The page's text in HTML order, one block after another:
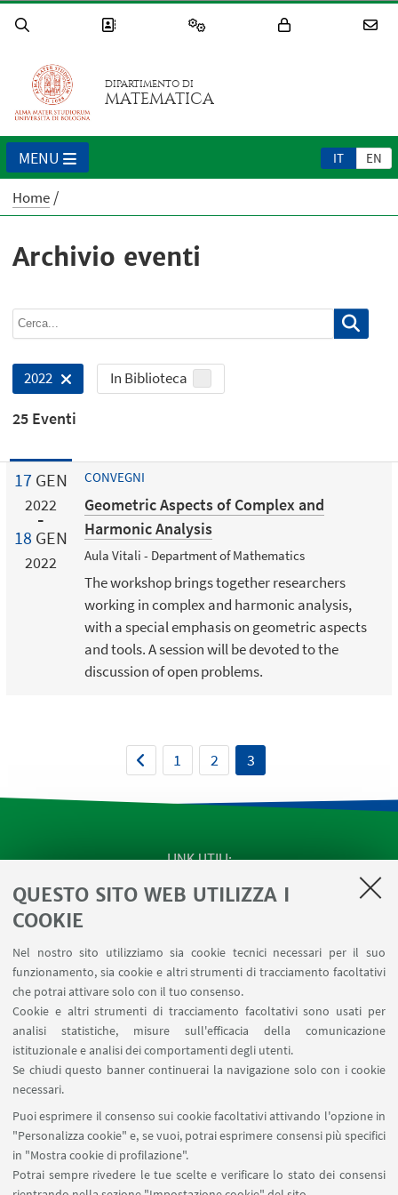
QUESTO SITO WEB UTILIZZA I
COOKIE
Nel nostro sito utilizziamo sia cookie tecnici necessari per il suo
funzionamento, sia cookie e altri strumenti di tracciamento facoltativi
che potrai attivare solo con il tuo consenso.
Cookie e altri strumenti di tracciamento facoltativi sono usati per
analisi statistiche, misure sull'efficacia della comunicazione
istituzionale e analisi dei comportamenti degli utenti.
Se chiudi questo banner continuerai la navigazione solo con i cookie
necessari.
Puoi esprimere il consenso sui cookie facoltativi attivando l'opzione in
"Personalizza cookie" e, se vuoi, potrai esprimere consensi più specifici
in "Mostra cookie di profilazione".
Potrai sempre rivedere le tue scelte e verificare lo stato dei consensi
DIPARTIMENTO DI
MATEMATICA
IT EN
MENU
Home
Archivio eventi
2022 In Biblioteca
25 Eventi
17 GEN
2022
18 GEN
2022
CONVEGNI
Geometric Aspects of Complex and
Harmonic Analysis
Aula Vitali - Department of Mathematics
The workshop brings together researchers
working in complex and harmonic analysis,
with a special emphasis on geometric aspects
and tools. A session will be devoted to the
discussion of open problems.
1 2 3
LINK UTILI
SEMINARI del Dipartimento
MAT info - Informazioni per gli afferenti al Dipartimento
SERVIZI ONLINE interni
Carta dei servizi
SEGUI IL DIPARTIMENTO SU:
SEGUI UNIBO SU: